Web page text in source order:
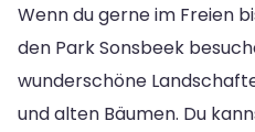
Wenn du gerne im Freien
den Park Sonsbeek
wunderschöne
und alten Bäumen. Du